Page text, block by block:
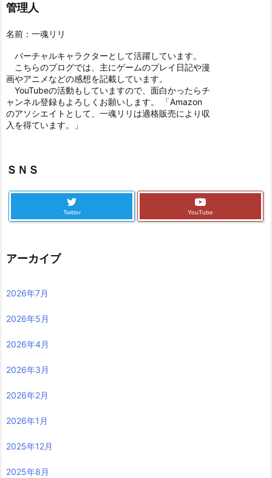
管理人
名前：一魂リリ
バーチャルキャラクターとして活躍しています。
こちらのブログでは、主にゲームのプレイ日記や漫
画やアニメなどの感想を記載しています。
YouTubeの活動もしていますので、面白かったらチ
ャンネル登録もよろしくお願いします。 「Amazon
のアソシエイトとして、一魂リリは適格販売により収
入を得ています。」
ＳＮＳ
Twitter YouTube
アーカイブ
2026年7月
2026年5月
2026年4月
2026年3月
2026年2月
2026年1月
2025年12月
2025年8月